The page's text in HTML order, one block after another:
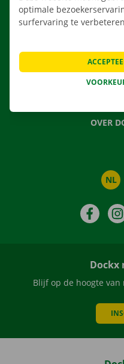
OVER
NL
Dockx
Blijf op de hoogte
optimale
surfervaring te